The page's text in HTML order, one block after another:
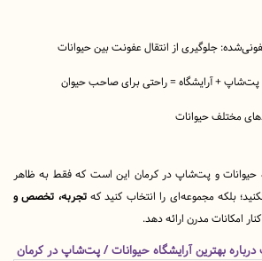
جلوگیری از انتقال عفونت بین حیوانات
= راحتی برای صاحب حیوان
حیوانات
و پت‌شاپ در کرمان این است که فقط به ظاهر
را انتخاب کنید کهتجربه، تخصص و
مدرن ارائه دهد.